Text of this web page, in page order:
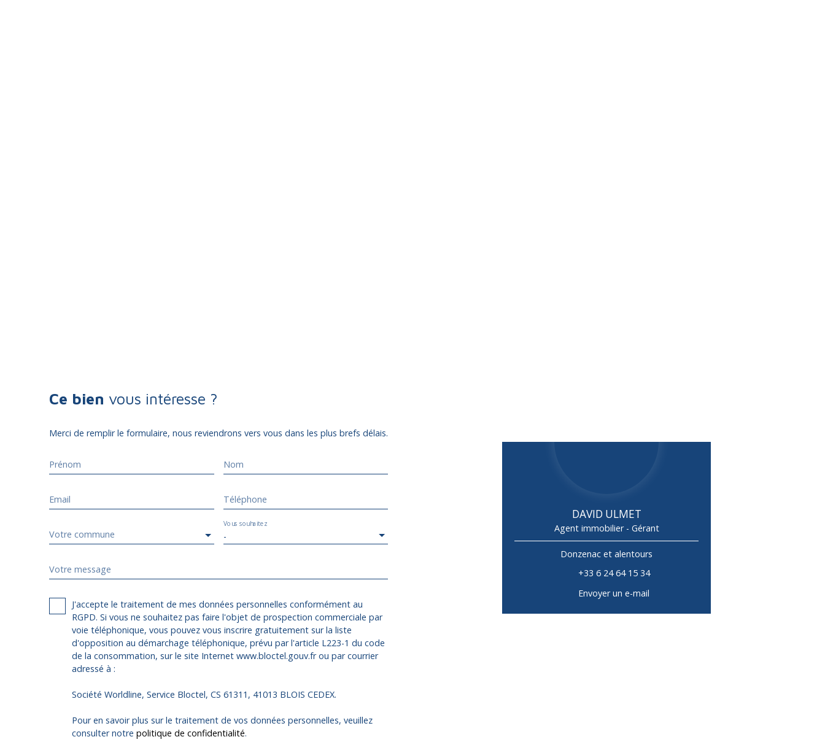
Ce bien vous intéresse ?
Merci de remplir le formulaire, nous reviendrons vers vous dans les plus brefs délais.
Prénom Nom
Email Téléphone
Votre commune -
Vous souhaitez
Votre message
J'accepte le traitement de mes données personnelles conformément au
RGPD. Si vous ne souhaitez pas faire l'objet de prospection commerciale par
voie téléphonique, vous pouvez vous inscrire gratuitement sur la liste
d'opposition au démarchage téléphonique, prévu par l'article L223-1 du code
de la consommation, sur le site Internet www.bloctel.gouv.fr ou par courrier
adressé à :
Société Worldline, Service Bloctel, CS 61311, 41013 BLOIS CEDEX.
Pour en savoir plus sur le traitement de vos données personnelles, veuillez
consulter notre politique de confidentialité.
DAVID ULMET
Agent immobilier - Gérant
Donzenac et alentours
+33 6 24 64 15 34
Envoyer un e-mail